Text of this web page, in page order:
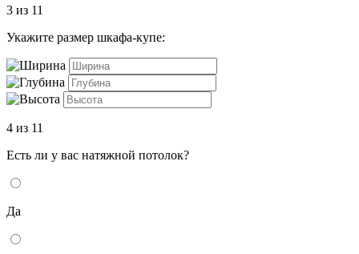
3 из 11
Укажите размер шкафа-купе:
4 из 11
Есть ли у вас натяжной потолок?
Да